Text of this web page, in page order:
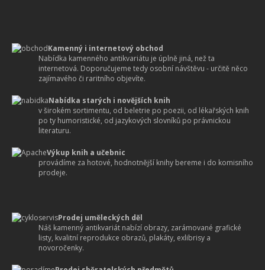
Kamenný i internetový obchod
Nabídka kamenného antikvariátu je úplně jiná, než ta
internetová. Doporučujeme tedy osobní návštěvu - určitě něco
zajímavého či raritního objevíte.
Nabídka starých i novějších knih
v širokém sortimentu, od beletrie po poezii, od lékařských knih
po ty humoristické, od jazykových slovníků po právnickou
literaturu.
Výkup knih a učebnic
provádíme za hotové, hodnotnější knihy bereme i do komisního
prodeje.
Prodej uměleckých děl
Náš kamenný antikvariát nabízí obrazy, zarámované grafické
listy, kvalitní reprodukce obrazů, plakáty, exlibrisy a
novoročenky.